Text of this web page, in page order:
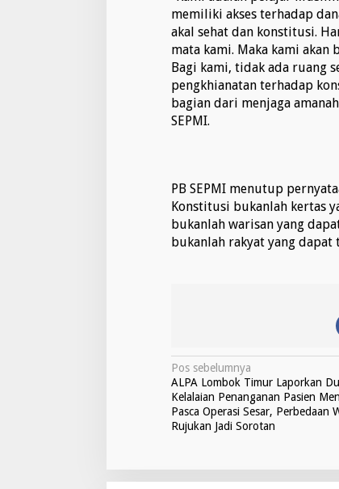
memiliki akses terhadap
akal sehat dan konstitusi.
mata kami. Maka kami
Bagi kami, tidak ada ruang
pengkhianatan terhadap
bagian dari menjaga
SEPMI.
PB SEPMI menutup
Konstitusi bukanlah kertas
bukanlah warisan yang
bukanlah rakyat yang dapat
N
a
v
Pos sebelumnya
ALPA Lombok Timur Laporkan
Kelalaian Penanganan Pasien
Pasca Operasi Sesar, Perbedaan
Rujukan Jadi Sorotan